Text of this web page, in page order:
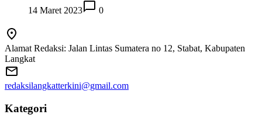
14 Maret 2023
0
Alamat Redaksi: Jalan Lintas Sumatera no 12, Stabat, Kabupaten
Langkat
redaksilangkatterkini@gmail.com
Kategori